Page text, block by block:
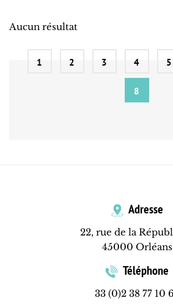
Aucun résultat
1 2 3 4 5
8
Adresse
22, rue de la
45000 Orléans
Téléphone
33 (0)2 38 77 10